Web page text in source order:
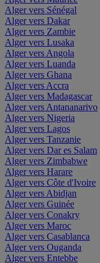
Alger vers Sénégal
Alger vers Dakar
Alger vers Zambie
Alger vers Lusaka
Alger vers Angola
Alger vers Luanda
Alger vers Ghana
Alger vers Accra
Alger vers Madagascar
Alger vers Antananarivo
Alger vers Nigeria
Alger vers Lagos
Alger vers Tanzanie
Alger vers Dar es Salam
Alger vers Zimbabwe
Alger vers Harare
Alger vers Côte d'Ivoire
Alger vers Abidjan
Alger vers Guinée
Alger vers Conakry
Alger vers Maroc
Alger vers Casablanca
Alger vers Ouganda
Alger vers Entebbe